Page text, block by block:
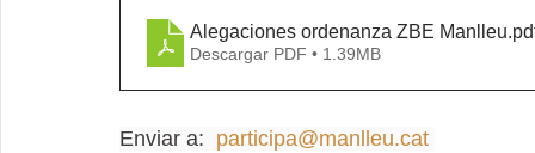
Alegaciones ordenanza ZBE Manlleu
Descargar PDF • 1.39MB
Enviar a: participa@manlleu.cat